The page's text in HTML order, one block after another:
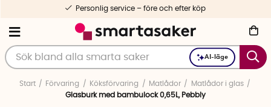
AI-läge
Personlig service – före och efter köp
Start Förvaring Köksförvaring Matlådor
Matlådor i glas
Glasburk med bambulock 0,65L, Pebbly